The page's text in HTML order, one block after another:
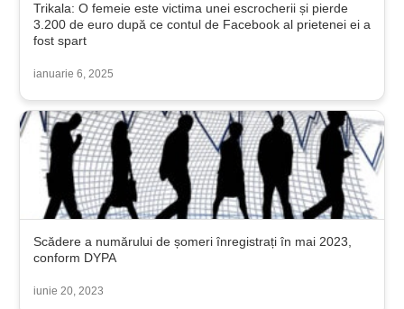
Trikala: O femeie este victima unei escrocherii și pierde
3.200 de euro după ce contul de Facebook al prietenei ei a
fost spart
ianuarie 6, 2025
Scădere a numărului de șomeri înregistrați în mai 2023,
conform DYPA
iunie 20, 2023